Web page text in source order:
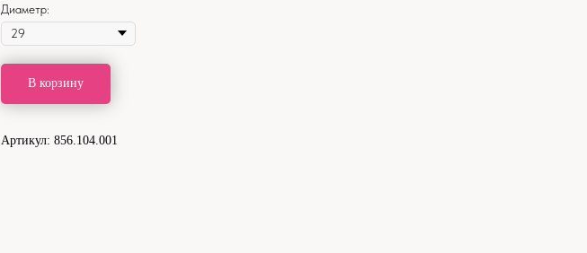
Диаметр:
В корзину
Артикул: 856.104.001